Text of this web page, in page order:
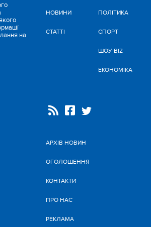
на
НОВИНИ
СТАТТІ
ПОЛІТИКА
СПОРТ
ШОУ-BIZ
ЕКОНОМІКА
АРХІВ НОВИН
ОГОЛОШЕННЯ
КОНТАКТИ
ПРО НАС
РЕКЛАМА